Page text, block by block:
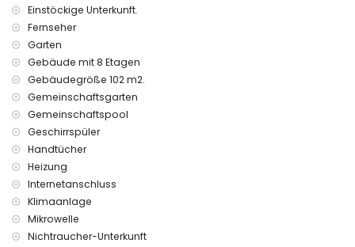
Einstöckige Unterkunft.
Fernseher
Garten
Gebäude mit 8 Etagen
Gebäudegröße 102 m2.
Gemeinschaftsgarten
Gemeinschaftspool
Geschirrspüler
Handtücher
Heizung
Internetanschluss
Klimaanlage
Mikrowelle
Nichtraucher-Unterkunft